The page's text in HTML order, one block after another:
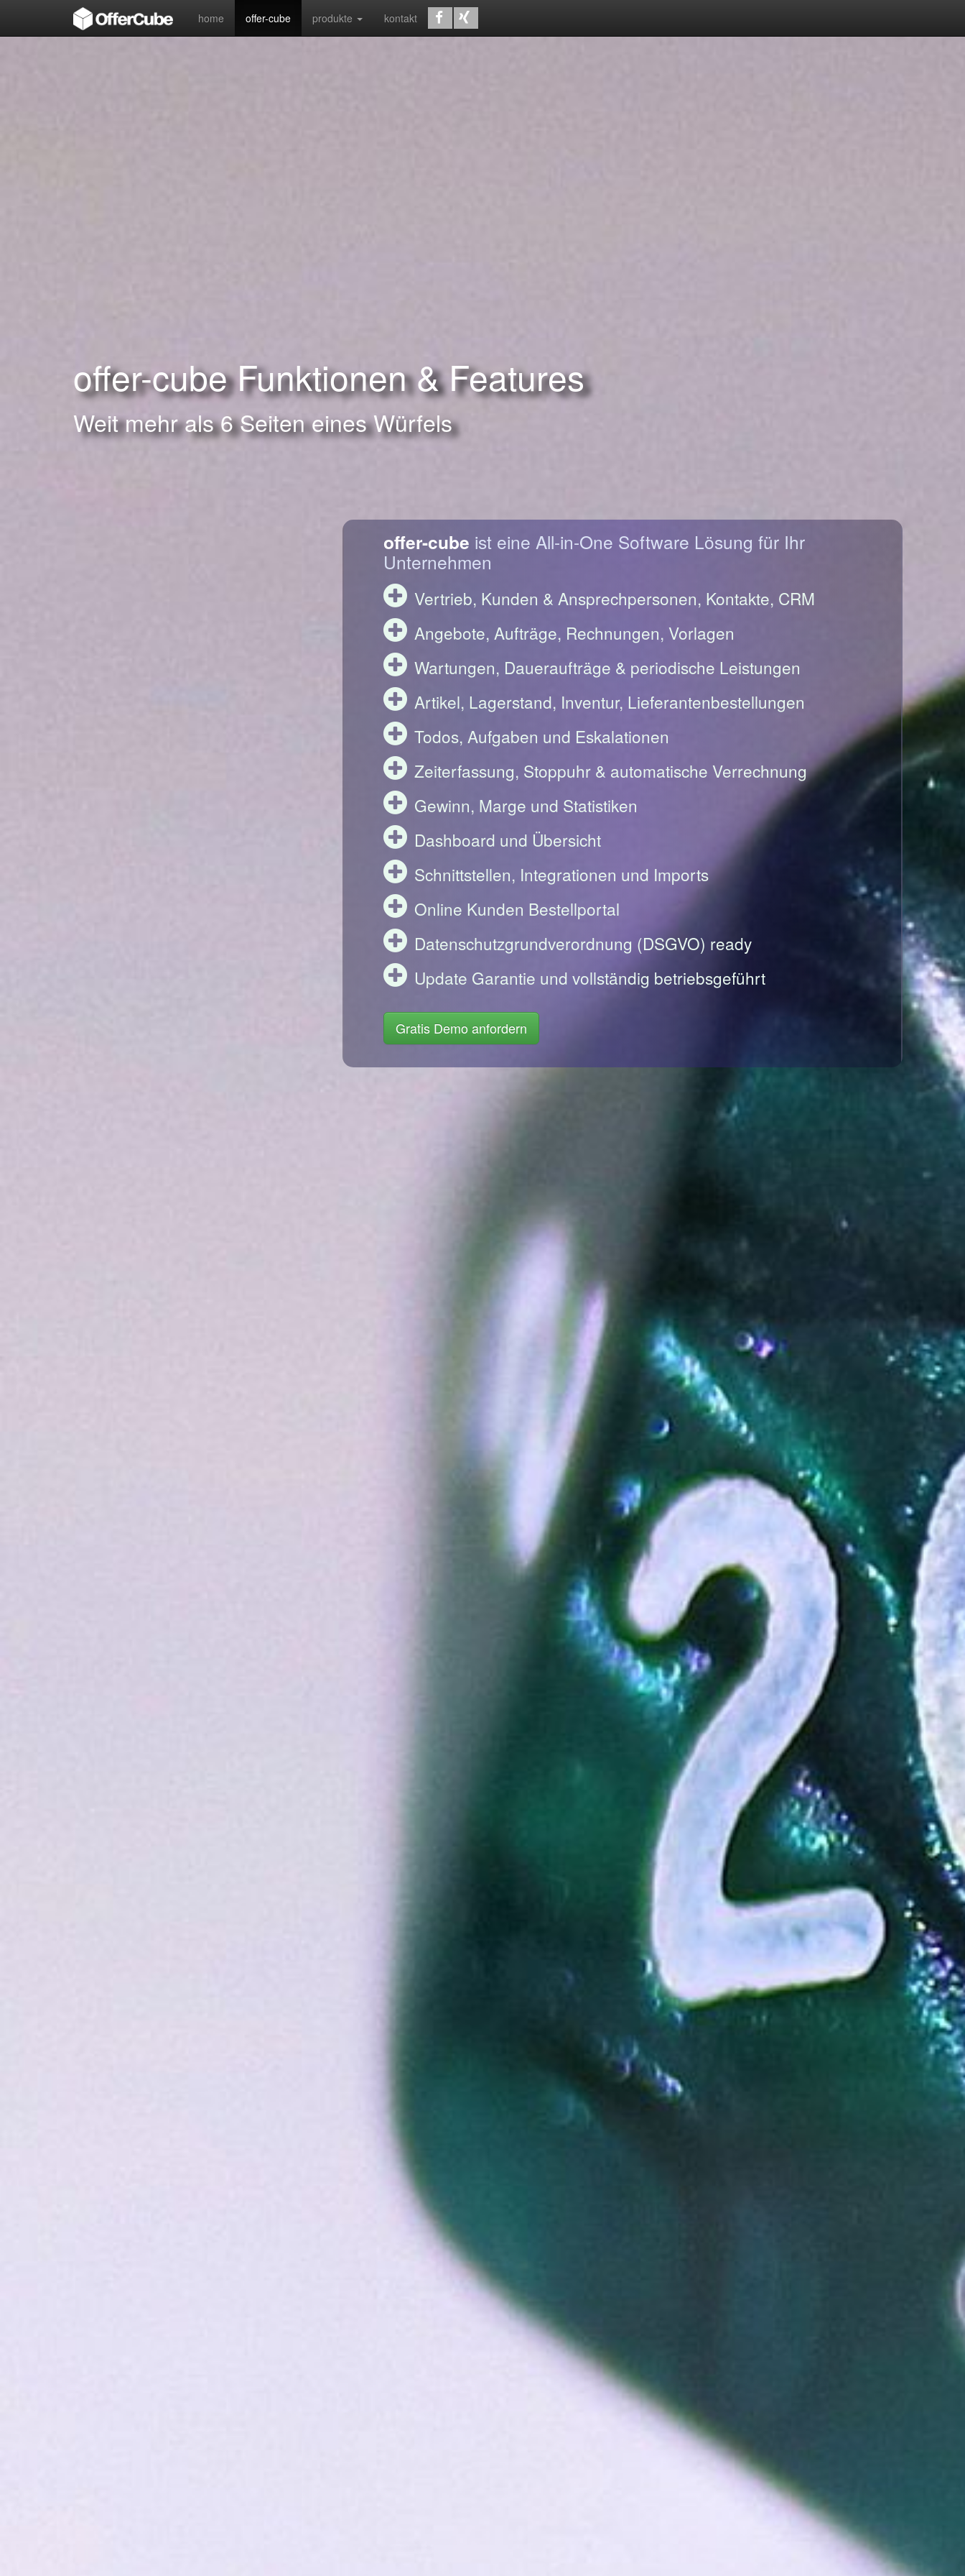
home offer-cube produkte kontakt
offer-cube Funktionen & Features
Weit mehr als 6 Seiten eines Würfels
offer-cube ist eine All-in-One Software Lösung für Ihr
Unternehmen
Vertrieb, Kunden & Ansprechpersonen, Kontakte, CRM
Angebote, Aufträge, Rechnungen, Vorlagen
Wartungen, Daueraufträge & periodische Leistungen
Artikel, Lagerstand, Inventur, Lieferantenbestellungen
Todos, Aufgaben und Eskalationen
Zeiterfassung, Stoppuhr & automatische Verrechnung
Gewinn, Marge und Statistiken
Dashboard und Übersicht
Schnittstellen, Integrationen und Imports
Online Kunden Bestellportal
Datenschutzgrundverordnung (DSGVO) ready
Update Garantie und vollständig betriebsgeführt
Gratis Demo anfordern